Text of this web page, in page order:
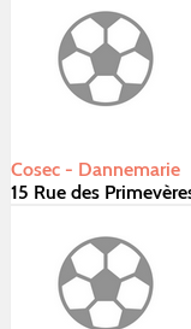
Cosec - Dannemarie
15 Rue des